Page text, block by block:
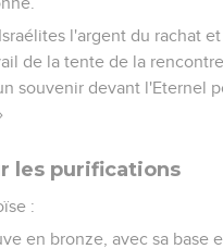
l'argent du rachat
de la tente de la
souvenir devant l'Eternel
les purifications
:
en bronze, avec sa base